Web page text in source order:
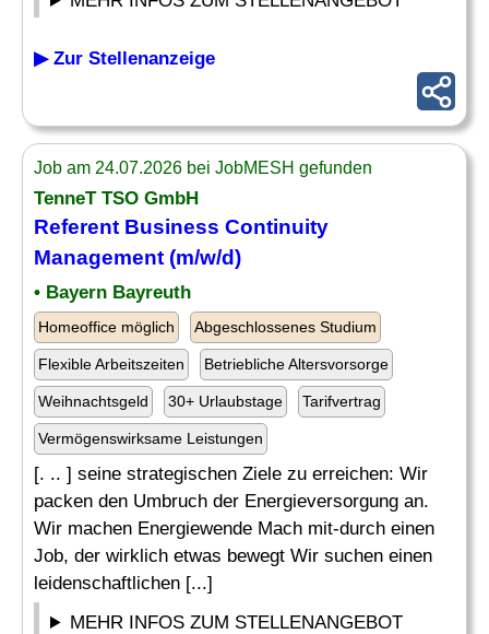
▶ Zur Stellenanzeige
Job am 24.07.2026 bei JobMESH gefunden
TenneT TSO GmbH
Referent Business Continuity
Management (m/w/d)
• Bayern Bayreuth
Homeoffice möglich Abgeschlossenes Studium
Flexible Arbeitszeiten Betriebliche Altersvorsorge
Weihnachtsgeld 30+ Urlaubstage Tarifvertrag
Vermögenswirksame Leistungen
[. .. ] seine strategischen Ziele zu erreichen: Wir
packen den Umbruch der Energieversorgung an.
Wir machen Energiewende Mach mit-durch einen
Job, der wirklich etwas bewegt Wir suchen einen
leidenschaftlichen [...]
MEHR INFOS ZUM STELLENANGEBOT